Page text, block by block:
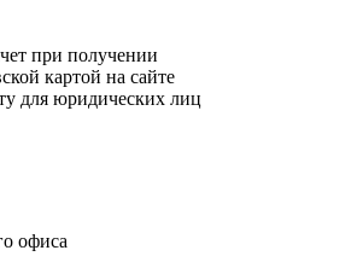
при получении
картой на сайте
для юридических лиц
офиса